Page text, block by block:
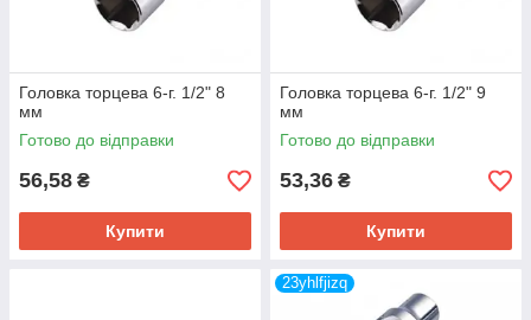
Головка торцева 6-г. 1/2" 8
мм
Готово до відправки
56,58 ₴
Купити
Головка торцева 6-г. 1/2" 9
мм
Готово до відправки
53,36 ₴
Купити
23yhlfjizq